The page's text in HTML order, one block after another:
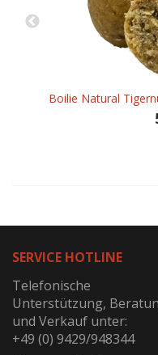
Boilie Natural
SERVICE HOTLINE
Telefonische
Unterstützung,
und Verkauf unter:
+49 (0) 9429/948344